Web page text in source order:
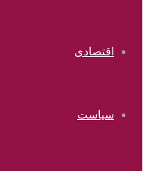
اقتصادی
سیاست